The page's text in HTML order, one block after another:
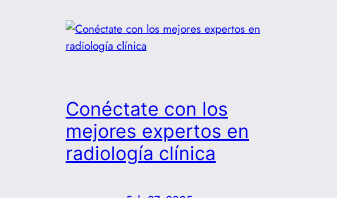
Conéctate con los
mejores expertos en
radiología clínica